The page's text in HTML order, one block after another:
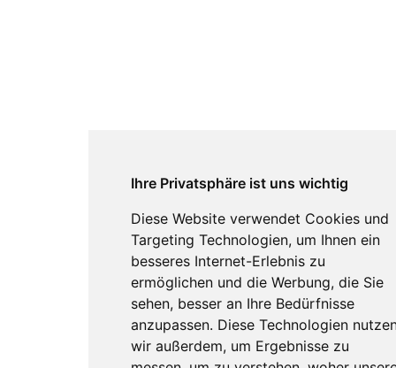
Ihre Privatsphäre ist uns wichtig
Diese Website verwendet Cookies und
Targeting Technologien, um Ihnen ein
besseres Internet-Erlebnis zu
ermöglichen und die Werbung, die Sie
sehen, besser an Ihre Bedürfnisse
anzupassen. Diese Technologien
wir außerdem, um Ergebnisse zu